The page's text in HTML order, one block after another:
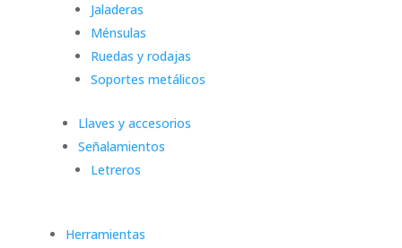
Jaladeras
Ménsulas
Ruedas y rodajas
Soportes metálicos
Llaves y accesorios
Señalamientos
Letreros
Herramientas